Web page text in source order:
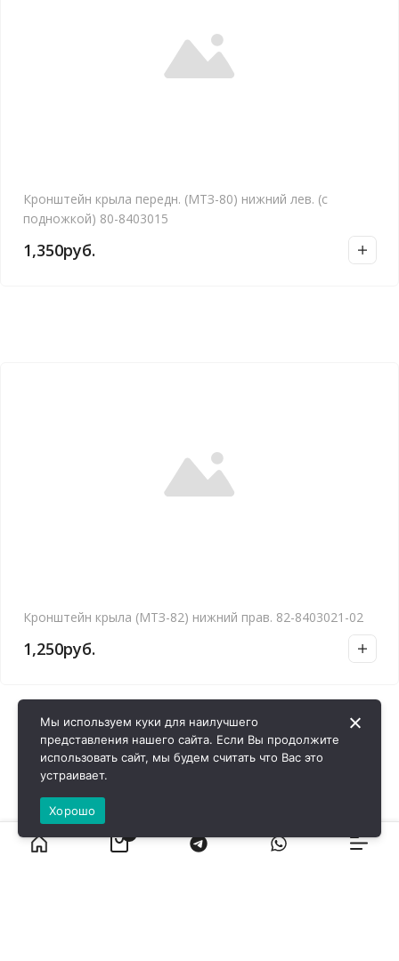
Кронштейн крыла передн. (МТЗ-80) нижний лев. (с
подножкой) 80-8403015
1,350руб.
Кронштейн крыла (МТЗ-82) нижний прав. 82-8403021-02
1,250руб.
Мы используем куки для наилучшего
представления нашего сайта. Если Вы продолжите
использовать сайт, мы будем считать что Вас это
устраивает.
Хорошо